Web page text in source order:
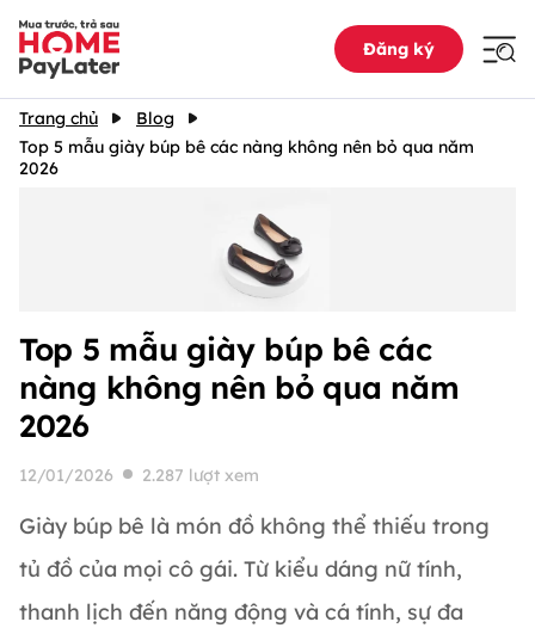
Đăng ký
Trang chủ
Blog
Top 5 mẫu giày búp bê các nàng không nên bỏ qua năm
2026
Top 5 mẫu giày búp bê các
nàng không nên bỏ qua năm
2026
12/01/2026 2.287 lượt xem
Giày búp bê là món đồ không thể thiếu trong
tủ đồ của mọi cô gái. Từ kiểu dáng nữ tính,
thanh lịch đến năng động và cá tính, sự đa